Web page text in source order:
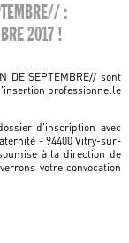
:
2017 !
DE SEPTEMBRE// sont
professionnelle
d'inscription avec
- 94400 Vitry-sur-
à la direction de
votre convocation